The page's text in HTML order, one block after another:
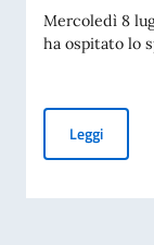
Mercoledì 8
ha ospitato lo
Leggi